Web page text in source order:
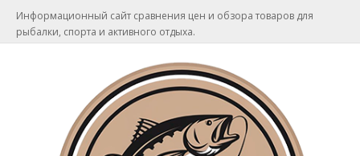
Информационный сайт сравнения цен и обзора товаров для
рыбалки, спорта и активного отдыха.